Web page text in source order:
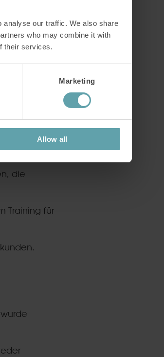
analyse our traffic. We also share
who may combine it with
their services.
Marketing
Allow all
selbst
die
Training für